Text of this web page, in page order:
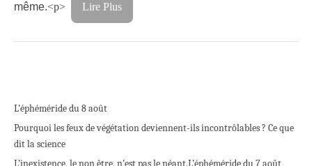
même.<p> Lire Plus
L’éphéméride du 8 août
Pourquoi les feux de végétation deviennent-ils incontrôlables ? Ce que
dit la science